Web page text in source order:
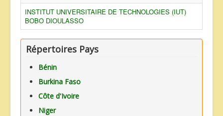
INSTITUT UNIVERSITAIRE DE TECHNOLOGIES (IUT)
BOBO DIOULASSO
Répertoires Pays
Bénin
Burkina Faso
Côte d'Ivoire
Niger